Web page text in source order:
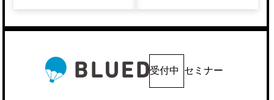
受付中 セミナー